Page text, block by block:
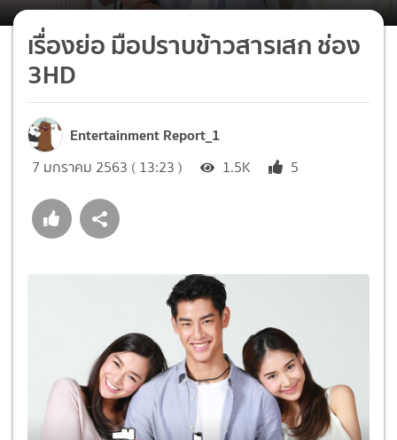
เรื่องย่อ มือปราบข้าวสารเสก ช่อง
3HD
Entertainment Report_1
7 มกราคม 2563 ( 13:23 ) 1.5K 5